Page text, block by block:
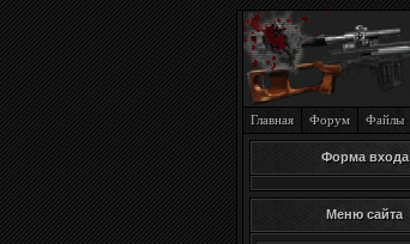
Главная Форум Файлы
Форма входа
Меню сайта